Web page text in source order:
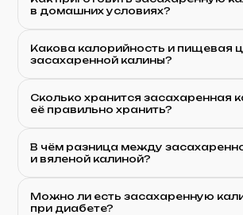
в домашних условиях?
Какова калорийность и пищевая
засахаренной калины?
Сколько хранится засахаренная
её правильно хранить?
В чём разница между
и вяленой калиной?
Можно ли есть засахаренную
при диабете?